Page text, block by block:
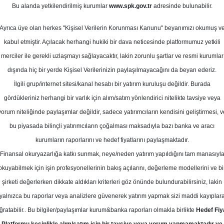
Potansiyeli
Kurum Sayısı
2
1
Çarşamba, 13 Ağustos 2025
TKNSA Hedef Fiyat
TKNSA-Teknosa için hedef
Bu alanda yetkilendirilmiş kurumlar www.spk.gov.tradresinde bulunabilir.
Ayrıca üye olan herkes "Kişisel Verilerin Korunması Kanunu" beyanımızı okumuş ve
kabul etmiştir. Açılacak herhangi hukiki bir dava neticesinde platformumuz yetkili
merciler ile gerekli uzlaşmayı sağlayacaktır, lakin zorunlu şartlar ve resmi kurumlar
dışında hiç bir yerde Kişisel Verilerinizin paylaşılmayacağını da beyan ederiz.
İlgili grup/internet sitesi/kanal hesabı bir yatırım kuruluşu değildir. Burada
gördükleriniz herhangi bir varlık için alım/satım yönlendirici nitelikte tavsiye veya
niteliğinde paylaşımlar değildir, sadece yatırımcıların kendisini geliştirmesi,
bu piyasada bilinçli yatırımcıların çoğalması maksadıyla bazı banka ve aracı
kurumların raporlarını ve hedef fiyatlarını paylaşmaktadır.
Finansal okuryazarlığa katkı sunmak, neye/neden yatırım yapıldığını tam manasıyla
için işin profesyonellerinin bakış açılarını, değerleme modellerini ve
şirketi değerlerken dikkate aldıkları kriterleri göz önünde bulundurabilirsiniz, lakin
yalnızca bu raporlar veya analizlere güvenerek yatırım yapmak sizi maddi
Bu bilgiler/paylaşımlar kurum&banka raporları olmakla birlikte Hedef